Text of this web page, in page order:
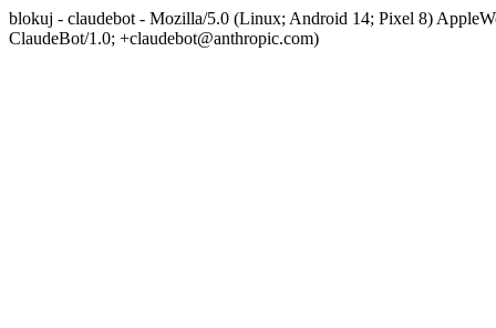
blokuj - claudebot - Mozilla/5.0 (Linux; Android 14; Pixel 8)
ClaudeBot/1.0; +claudebot@anthropic.com)